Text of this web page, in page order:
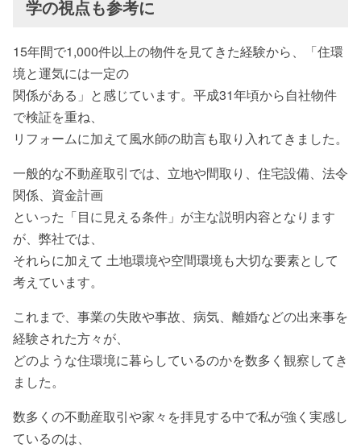
学の視点も参考に
15年間で1,000件以上の物件を見てきた経験から、「住環
境と運気には一定の
関係がある」と感じています。平成31年頃から自社物件
で検証を重ね、
リフォームに加えて風水師の助言も取り入れてきました。
一般的な不動産取引では、立地や間取り、住宅設備、法令
関係、資金計画
といった「目に見える条件」が主な説明内容となります
が、弊社では、
それらに加えて 土地環境や空間環境も大切な要素として
考えています。
これまで、事業の失敗や事故、病気、離婚などの出来事を
経験された方々が、
どのような住環境に暮らしているのかを数多く観察してき
ました。
数多くの不動産取引や家々を拝見する中で私が強く実感し
ているのは、